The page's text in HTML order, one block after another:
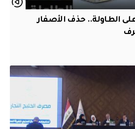
الطاولة.. حذف الأصفار